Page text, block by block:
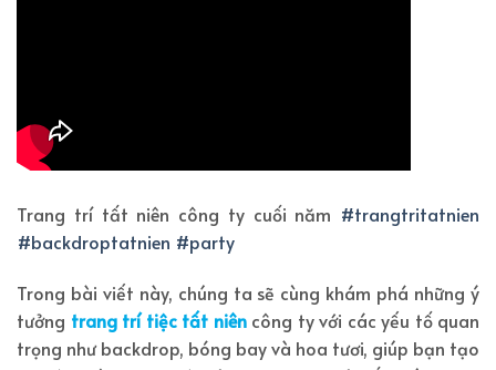
Trang trí tất niên công ty cuối năm #trangtritatnien
#backdroptatnien #party
Trong bài viết này, chúng ta sẽ cùng khám phá những ý
tưởng trang trí tiệc tất niêncông ty với các yếu tố quan
trọng như backdrop, bóng bay và hoa tươi, giúp bạn tạo